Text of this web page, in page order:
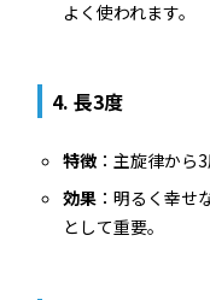
よく使われます。
4. 長3度
特徴 ：主旋律から
効果 ：明るく幸せ
として重要。